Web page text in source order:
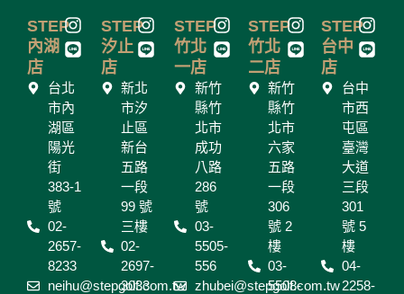
c
e
b
o
o
k
s
q
u
a
e
s
t
a
g
r
a
m
STEP
內湖
店
I
n
s
a
g
r
a
L
i
n
台北
市內
湖區
陽光
街
383-1
號
02-
2657-
8233
neihu@stepgolf.com.tw
STEP
汐止
店
I
n
s
a
g
r
a
m
L
i
n
新北
市汐
止區
新台
五路
一段
99 號
三樓
02-
2697-
3033
STEP
竹北
一店
I
n
s
t
a
m
L
i
n
e
新竹
縣竹
北市
成功
八路
286
號
03-
5505-
556
zhubei@stepgolf.com.tw
STEP
竹北
二店
I
n
s
t
a
m
L
i
n
e
新竹
縣竹
北市
六家
五路
一段
306
號 2
樓
03-
5508-
STEP
台中
店
I
n
s
t
a
g
r
a
m
L
i
n
e
台中
市西
屯區
臺灣
大道
三段
301
號 5
樓
04-
2258-